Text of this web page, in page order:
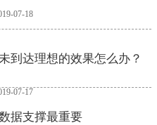
07-18
到达理想的效果怎么办？
07-17
据支撑最重要